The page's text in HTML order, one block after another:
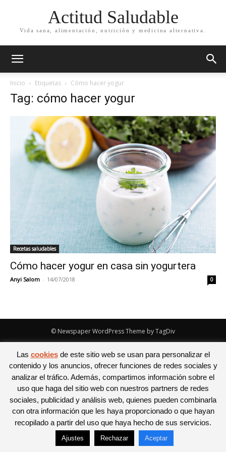
Actitud Saludable
Vida sana, alimentación, nutrición y medicina alternativa.
Inicio Etiquetas Cómo hacer yogur
Tag: cómo hacer yogur
Recetas saludables
Cómo hacer yogur en casa sin yogurtera
Anyi Salom - 14/07/2018 0
© Newspaper WordPress Theme by TagDiv
Las cookiesde este sitio web se usan para personalizar el
contenido y los anuncios, ofrecer funciones de redes sociales y
analizar el tráfico. Además, compartimos información sobre el
uso que haga del sitio web con nuestros partners de redes
sociales, publicidad y análisis web, quienes pueden combinarla
con otra información que les haya proporcionado o que hayan
recopilado a partir del uso que haya hecho de sus servicios.
Ajustes Rechazar Aceptar